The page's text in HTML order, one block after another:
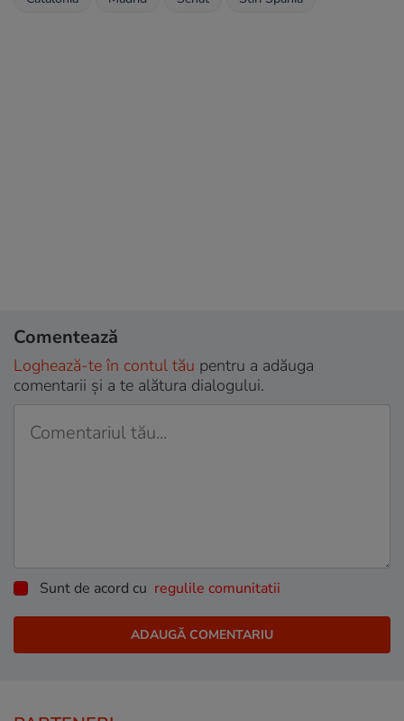
Comentează
Loghează-te în contul tău pentru a adăuga
comentarii și a te alătura dialogului.
Sunt de acord cu regulile comunitatii